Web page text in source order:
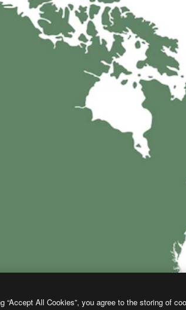
“Accept All Cookies”, you agree to the storing of